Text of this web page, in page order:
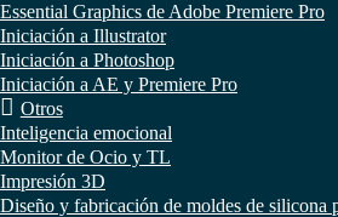
Essential Graphics de Adobe Premiere Pro
Iniciación a Illustrator
Iniciación a Photoshop
Iniciación a AE y Premiere Pro
Otros
Inteligencia emocional
Monitor de Ocio y TL
Impresión 3D
Diseño y fabricación de moldes de silicona